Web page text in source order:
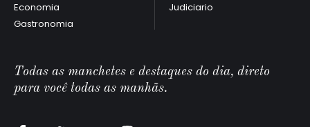
Economia
Gastronomia
Judiciario
Todas as manchetes e destaques do dia, direto
para você todas as manhãs.